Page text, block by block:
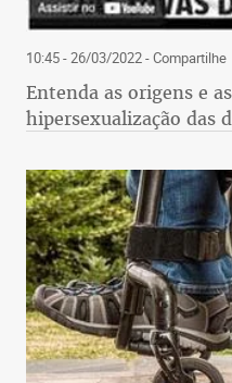
10:45 - 26/03/2022- Compartilhe
Entenda as origens e
hipersexualização das